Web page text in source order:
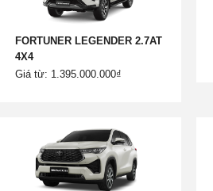
FORTUNER LEGENDER 2.7AT
4X4
Giá từ: 1.395.000.000₫